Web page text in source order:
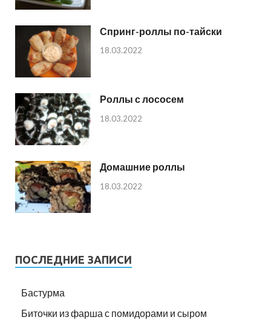
Спринг-роллы по-тайски
18.03.2022
Роллы с лососем
18.03.2022
Домашние роллы
18.03.2022
ПОСЛЕДНИЕ ЗАПИСИ
Бастурма
Биточки из фарша с помидорами и сыром